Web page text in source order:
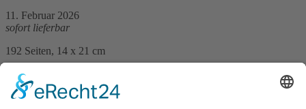
11. Februar 2026
sofort lieferbar
192 Seiten, 14 x 21 cm
18,– €
mehr Infos …